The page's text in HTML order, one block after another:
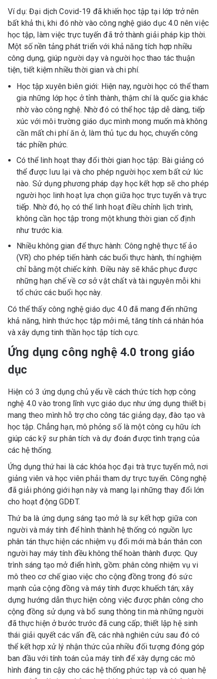
Ví dụ: Đại dịch Covid-19 đã khiến học tập tại lớp trở nên
bất khả thi, khi đó nhờ vào công nghệ giáo dục 4.0 nên việc
học tập, làm việc trực tuyến đã trở thành giải pháp kịp thời.
Một số nền tảng phát triển với khả năng tích hợp nhiều
công dụng, giúp người dạy và người học thao tác thuận
tiện, tiết kiệm nhiều thời gian và chi phí.
Học tập xuyên biên giới: Hiện nay, người học có thể tham
gia những lớp học ở tỉnh thành, thậm chí là quốc gia khác
nhờ vào công nghệ. Nhờ đó có thể học tập dễ dàng, tiếp
xúc với môi trường giáo dục mình mong muốn mà không
cần mất chi phí ăn ở, làm thủ tục du học, chuyển công
tác phiền phức.
Có thể linh hoạt thay đổi thời gian học tập: Bài giảng có
thể được lưu lại và cho phép người học xem bất cứ lúc
nào. Sử dụng phương pháp dạy học kết hợp sẽ cho phép
người học linh hoạt lựa chọn giữa học trực tuyến và trực
tiếp. Nhờ đó, họ có thể linh hoạt điều chỉnh lịch trình,
không cần học tập trong một khung thời gian cố định
như trước kia.
Nhiều không gian để thực hành: Công nghệ thực tế ảo
(VR) cho phép tiến hành các buổi thực hành, thí nghiệm
chỉ bằng một chiếc kính. Điều này sẽ khắc phục được
những hạn chế về cơ sở vật chất và tài nguyên mỗi khi
tổ chức các buổi học này.
Có thể thấy công nghệ giáo dục 4.0 đã mang đến những
khả năng, hình thức học tập mởi mẻ, tăng tính cá nhân hóa
và xây dựng tinh thần học tập tích cực.
Ứng dụng công nghệ 4.0 trong giáo
dục
Hiện có 3 ứng dụng chủ yếu về cách thức tích hợp công
nghệ 4.0 vào trong lĩnh vực giáo dục như ứng dụng thiết bị
mang theo mình hỗ trợ cho công tác giảng dạy, đào tạo và
học tập. Chẳng hạn, mô phỏng số là một công cụ hữu ích
giúp các kỹ sư phân tích và dự đoán được tình trạng của
các hệ thống.
Ứng dụng thứ hai là các khóa học đại trà trực tuyến mở, nơi
giảng viên và học viên phải tham dự trực tuyến. Công nghệ
đã giải phóng giới hạn này và mang lại những thay đổi lớn
cho hoạt động GDĐT.
Thứ ba là ứng dụng sáng tạo mở là sự kết hợp giữa con
người và máy tính để hình thành hệ thống có nguồn lực
phân tán thực hiện các nhiệm vụ đổi mới mà bản thân con
người hay máy tính đều không thể hoàn thành được. Quy
trình sáng tạo mở điển hình, gồm: phân công nhiệm vụ vi
mô theo cơ chế giao việc cho cộng đồng trong đó sức
mạnh của cộng đồng và máy tính được khuếch tán; xây
dựng hướng dẫn thực hiện công việc được phân công cho
cộng đồng sử dụng và bổ sung thông tin mà những người
đã thực hiện ở bước trước đã cung cấp; thiết lập hệ sinh
thái giải quyết các vấn đề, các nhà nghiên cứu sau đó có
thể kết hợp xử lý nhận thức của nhiều đối tượng đóng góp
ban đầu với tính toán của máy tính để xây dựng các mô
hình đáng tin cậy cho các hệ thống phức tạp và có quan hệ